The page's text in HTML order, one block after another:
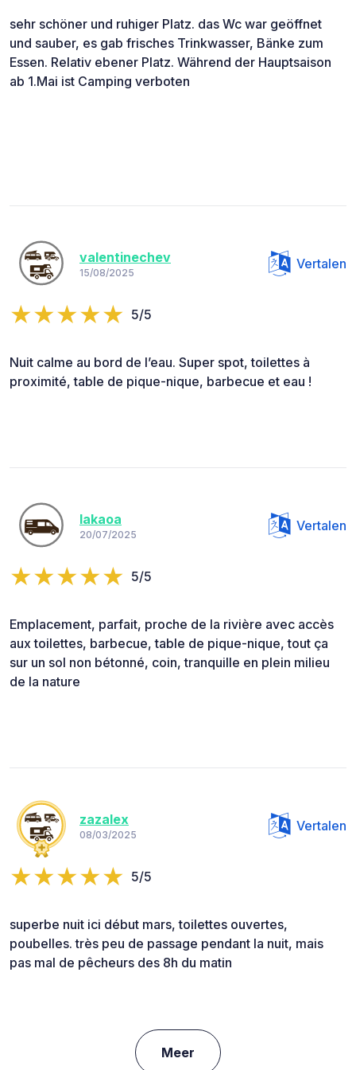
sehr schöner und ruhiger Platz. das Wc war geöffnet
und sauber, es gab frisches Trinkwasser, Bänke zum
Essen. Relativ ebener Platz. Während der Hauptsaison
ab 1.Mai ist Camping verboten
valentinechev
15/08/2025
Vertalen
5/5
Nuit calme au bord de l’eau. Super spot, toilettes à
proximité, table de pique-nique, barbecue et eau !
lakaoa
20/07/2025
Vertalen
5/5
Emplacement, parfait, proche de la rivière avec accès
aux toilettes, barbecue, table de pique-nique, tout ça
sur un sol non bétonné, coin, tranquille en plein milieu
de la nature
zazalex
08/03/2025
Vertalen
5/5
superbe nuit ici début mars, toilettes ouvertes,
poubelles. très peu de passage pendant la nuit, mais
pas mal de pêcheurs des 8h du matin
Meer